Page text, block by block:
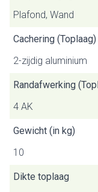
Plafond, Wand
Cachering (Toplaag)
2-zijdig aluminium
Randafwerking
4 AK
Gewicht (in kg)
10
Dikte toplaag